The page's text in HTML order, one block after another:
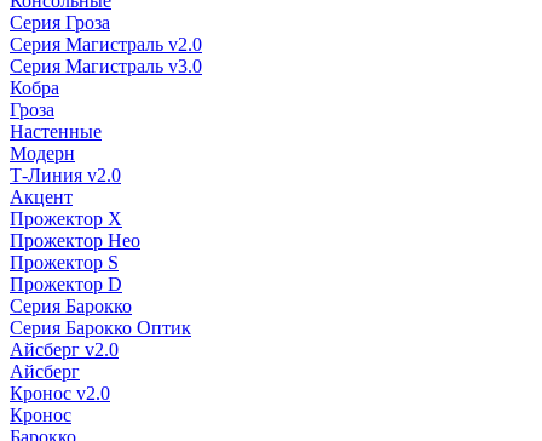
Серия Гроза
Серия Магистраль v2.0
Серия Магистраль v3.0
Кобра
Гроза
Настенные
Модерн
Т-Линия v2.0
Акцент
Прожектор X
Прожектор Нео
Прожектор S
Прожектор D
Серия Барокко
Серия Барокко Оптик
Айсберг v2.0
Айсберг
Кронос v2.0
Кронос
Барокко